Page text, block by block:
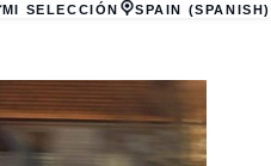
MI SELECCIÓN SPAIN (SPANISH)